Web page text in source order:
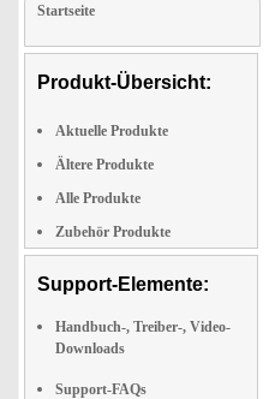
Startseite
Produkt-Übersicht:
Aktuelle Produkte
Ältere Produkte
Alle Produkte
Zubehör Produkte
Support-Elemente:
Handbuch-, Treiber-, Video-
Downloads
Support-FAQs